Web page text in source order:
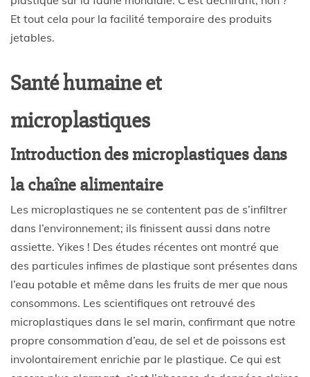
Et tout cela pour la facilité temporaire des produits
jetables.
Santé humaine et
microplastiques
Introduction des microplastiques dans
la chaîne alimentaire
Les microplastiques ne se contentent pas de s’infiltrer
dans l’environnement; ils finissent aussi dans notre
assiette. Yikes ! Des études récentes ont montré que
des particules infimes de plastique sont présentes dans
l’eau potable et même dans les fruits de mer que nous
consommons. Les scientifiques ont retrouvé des
microplastiques dans le sel marin, confirmant que notre
propre consommation d’eau, de sel et de poissons est
involontairement enrichie par le plastique. Ce qui est